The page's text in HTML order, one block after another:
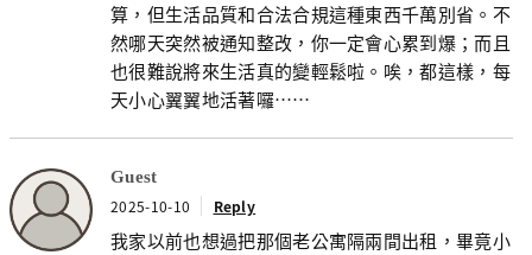
算，但生活品質和合法合規這種東西千萬別省。不
然哪天突然被通知整改，你一定會心累到爆；而且
也很難說將來生活真的變輕鬆啦。唉，都這樣，每
天小心翼翼地活著囉……
Guest
2025-10-10 Reply
我家以前也想過把那個老公寓隔兩間出租，畢竟小